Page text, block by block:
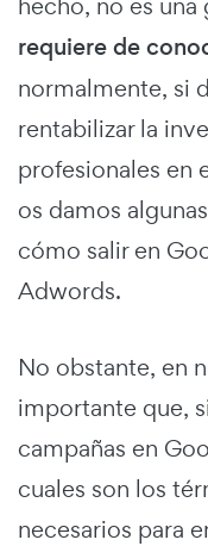
requiere de
normalmente, si
rentabilizar la
profesionales en
os damos
cómo salir en
Adwords.
No obstante, en
importante que,
campañas en
cuales son los
necesarios para